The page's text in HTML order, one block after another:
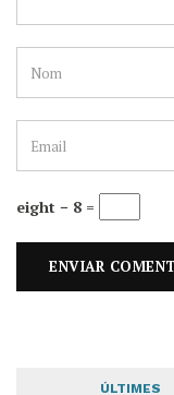
eight − 8 =
ÚLTIMES